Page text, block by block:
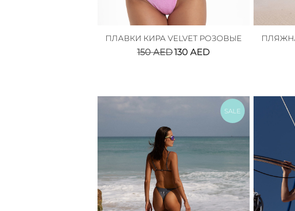
ПЛАВКИ КИРА VELVET РОЗОВЫЕ
150AED130AED
SALE